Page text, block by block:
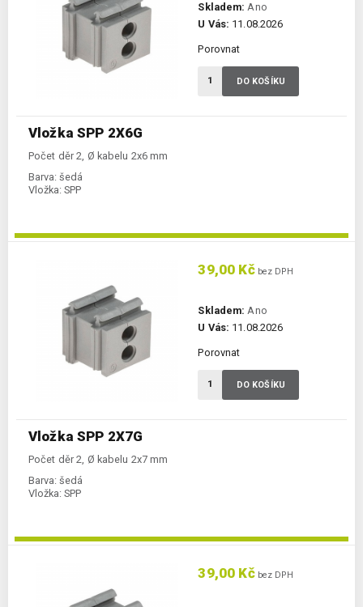
Vložka SPP 2X6G
Počet děr 2, Ø kabelu 2x6 mm
Barva: šedá
Vložka: SPP
Skladem: Ano
U Vás: 11.08.2026
Porovnat
DO KOŠÍKU
Vložka SPP 2X7G
Počet děr 2, Ø kabelu 2x7 mm
Barva: šedá
Vložka: SPP
39,00 Kčbez DPH
Skladem: Ano
U Vás: 11.08.2026
Porovnat
DO KOŠÍKU
39,00 Kčbez DPH